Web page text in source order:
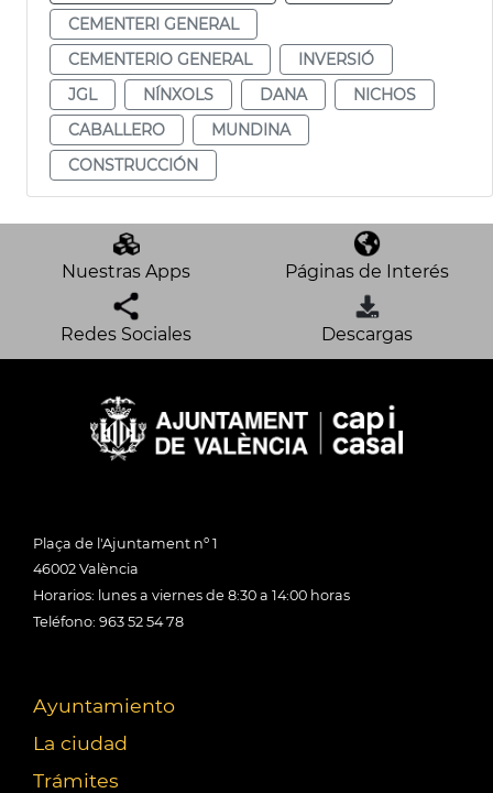
CEMENTERI GENERAL
CEMENTERIO GENERAL
INVERSIÓ
JGL
NÍNXOLS DANA
NICHOS
CABALLERO
MUNDINA
CONSTRUCCIÓN
Nuestras Apps Páginas de Interés
Redes Sociales Descargas
Plaça de l'Ajuntament nº 1
46002 València
Horarios: lunes a viernes de 8:30 a 14:00 horas
Teléfono: 963 52 54 78
Ayuntamiento
La ciudad
Trámites